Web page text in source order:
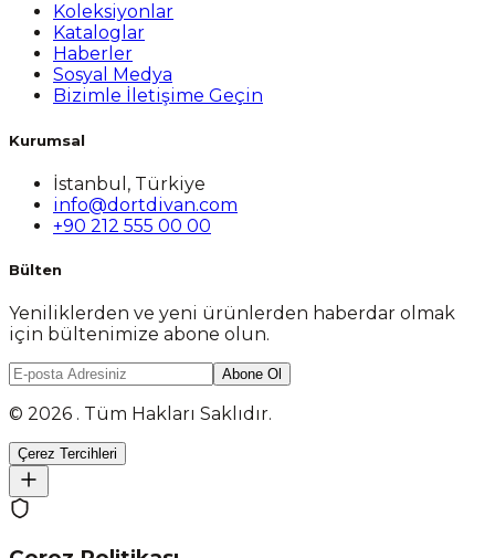
Koleksiyonlar
Kataloglar
Haberler
Sosyal Medya
Bizimle İletişime Geçin
Kurumsal
İstanbul, Türkiye
info@dortdivan.com
+90 212 555 00 00
Bülten
Yeniliklerden ve yeni ürünlerden haberdar olmak
için bültenimize abone olun.
Abone Ol
© 2026 . Tüm Hakları Saklıdır.
Çerez Tercihleri